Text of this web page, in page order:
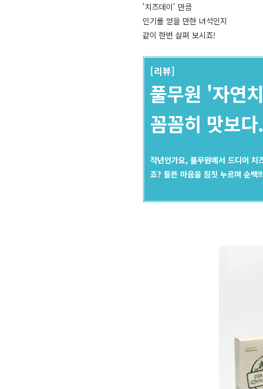
'치즈데이' 만큼
인기를 얻을 만한 녀석인지
같이 한번 살펴 보시죠!
[리뷰]
풀무원 '자연
꼼꼼히 맛보다.
작년인가요, 풀무원에서 드디어
죠? 들뜬 마음을 짐짓 누르며 순백